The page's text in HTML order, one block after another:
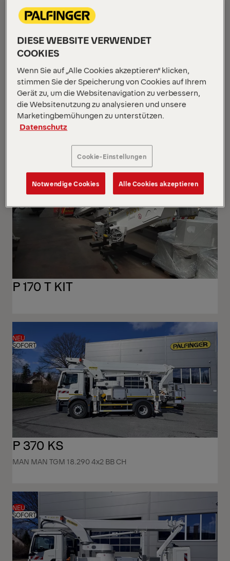
P200A-R
Iveco Iveco MY2024 GSR
P 170 T KIT
NEU
SOFORT
P 370 KS
MAN MAN TGM 18.290 4x2 BB CH
NEU
SOFORT
DIESE WEBSITE VERWENDET
COOKIES
Wenn Sie auf „Alle Cookies akzeptieren“ klicken,
stimmen Sie der Speicherung von Cookies auf Ihrem
Gerät zu, um die Websitenavigation zu verbessern,
die Websitenutzung zu analysieren und unsere
Marketingbemühungen zu unterstützen.
Datenschutz
Cookie-Einstellungen
Notwendige Cookies Alle Cookies akzeptieren